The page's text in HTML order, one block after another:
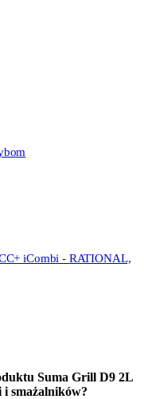
iCombi - RATIONAL,
Suma Grill D9 2L
i smażalników?